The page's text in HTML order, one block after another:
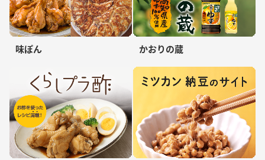
味ぽん かおりの蔵